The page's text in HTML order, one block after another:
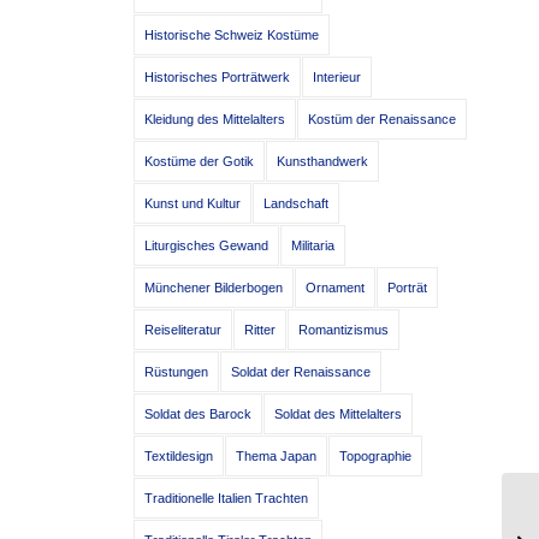
Historische Schweiz Kostüme
Historisches Porträtwerk Interieur
Kleidung des Mittelalters Kostüm der Renaissance
Kostüme der Gotik Kunsthandwerk
Kunst und Kultur Landschaft
Liturgisches Gewand Militaria
Münchener Bilderbogen Ornament Porträt
Reiseliteratur Ritter Romantizismus
Rüstungen Soldat der Renaissance
Soldat des Barock Soldat des Mittelalters
Textildesign Thema Japan Topographie
Traditionelle Italien Trachten